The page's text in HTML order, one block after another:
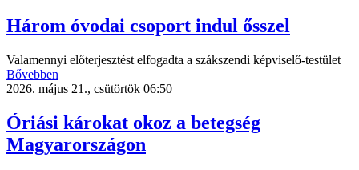
Három óvodai csoport indul ősszel
Valamennyi előterjesztést elfogadta a szákszendi képviselő-testület
Bővebben
2026. május 21., csütörtök 06:50
Óriási károkat okoz a betegség
Magyarországon